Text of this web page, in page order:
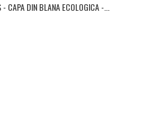
DIN BLANA ECOLOGICA -...